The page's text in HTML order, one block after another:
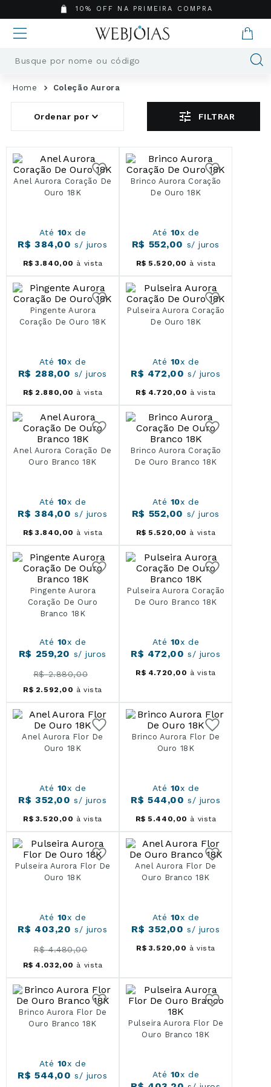
10% OFF NA PRIMEIRA COMPRA
Busque por nome ou código
Coleção Aurora
FILTRAR
Anel Aurora Coração De
Ouro 18K
Até 10x de
R$ 384,00 s/ juros
R$ 3 .840, 00 à vista
Brinco Aurora Coração
De Ouro 18K
Até 10x de
R$ 552,00 s/ juros
R$ 5 .520, 00 à vista
Pingente Aurora
Coração De Ouro 18K
Até 10x de
R$ 288,00 s/ juros
R$ 2 .880, 00 à vista
Pulseira Aurora Coração
De Ouro 18K
Até 10x de
R$ 472,00 s/ juros
R$ 4.720 ,00 à vista
Anel Aurora Coração De
Ouro Branco 18K
Até 10x de
R$ 384,00 s/ juros
R$ 3 .840, 00 à vista
Brinco Aurora Coração
De Ouro Branco 18K
Até 10x de
R$ 552,00 s/ juros
R$ 5 .520, 00 à vista
Pingente Aurora
Coração De Ouro
Branco 18K
Até 10x de
R$ 259,20 s/ juros
R$ 2.880,00
R$ 2. 592 ,00 à vista
Pulseira Aurora Coração
De Ouro Branco 18K
Até 10x de
R$ 472,00 s/ juros
R$ 4.720 ,00 à vista
Anel Aurora Flor De
Ouro 18K
Até 10x de
R$ 352,00 s/ juros
R$ 3. 520 ,00 à vista
Brinco Aurora Flor De
Ouro 18K
Até 10x de
R$ 544,00 s/ juros
R$ 5 .440, 00 à vista
Pulseira Aurora Flor De
Ouro 18K
Até 10x de
R$ 403,20 s/ juros
R$ 4.480,00
R$ 4 .032, 00 à vista
Anel Aurora Flor De
Ouro Branco 18K
Até 10x de
R$ 352,00 s/ juros
R$ 3. 520 ,00 à vista
Brinco Aurora Flor De
Ouro Branco 18K
Até 10x de
R$ 544,00 s/ juros
Pulseira Aurora Flor De
Ouro Branco 18K
Até 10x de
Termos mais buscados
1º
Aneis
Pingentes
4
Colares
5º
Masculino
Argola
9º
Corrente